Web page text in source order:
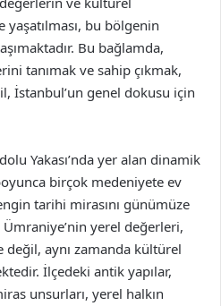
bu bölgenin
Bu bağlamda,
tanımak ve sahip çıkmak,
İstanbul’un genel dokusu için
Yakası’nda yer alan dinamik
birçok medeniyete ev
tarihi mirasını günümüze
Ümraniye’nin yerel değerleri,
aynı zamanda kültürel
İlçedeki antik yapılar,
unsurları, yerel halkın